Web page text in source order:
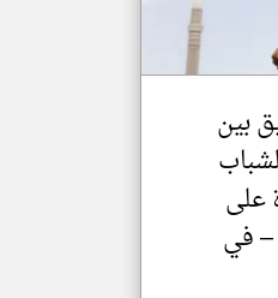
بين
على
في